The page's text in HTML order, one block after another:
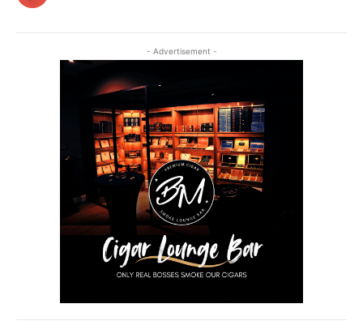
- Advertisement -